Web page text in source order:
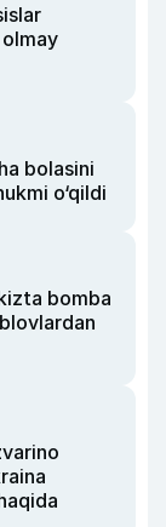
bolasini
o‘qildi
bomba